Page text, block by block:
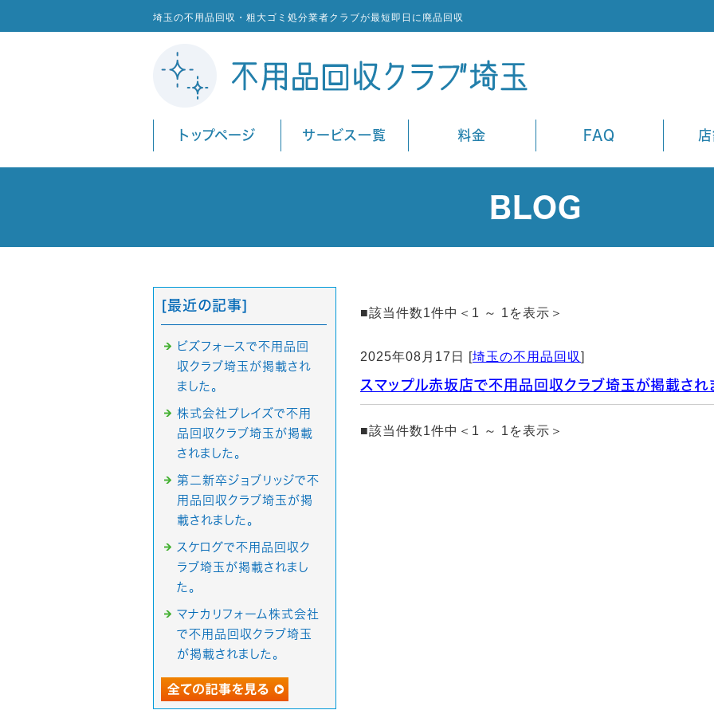
埼玉の不用品回収・粗大ゴミ処分業者クラブが最短即日に廃品回収
トップページ サービス一覧 料金 FAQ
BLOG
■該当件数1件中＜1 ～ 1を表示＞
2025年08月17日 [埼玉の不用品回収]
スマップル赤坂店で不用品回収クラブ埼玉が掲載され
■該当件数1件中＜1 ～ 1を表示＞
[最近の記事]
ビズフォースで不用品回
収クラブ埼玉が掲載され
ました。
株式会社プレイズで不用
品回収クラブ埼玉が掲載
されました。
第二新卒ジョブリッジで不
用品回収クラブ埼玉が掲
載されました。
スケログで不用品回収ク
ラブ埼玉が掲載されまし
た。
マナカリフォーム株式会社
で不用品回収クラブ埼玉
が掲載されました。